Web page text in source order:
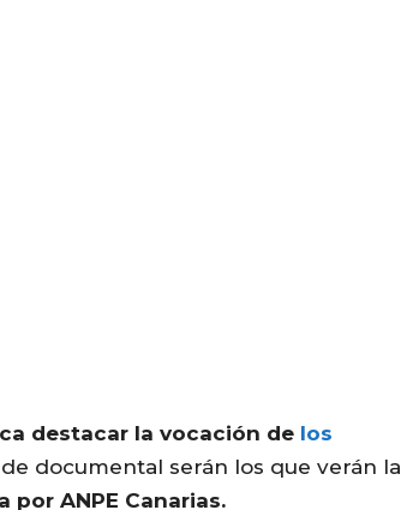
destacar la vocación de los
documental serán los que verán la
ANPE Canarias.